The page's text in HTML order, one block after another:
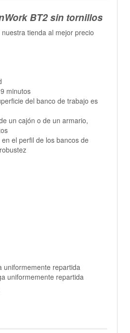
BT2 sin tornillos
nuestra tienda al mejor precio
minutos
del banco de trabajo es
un cajón o de un armario,
el perfil de los bancos de
uniformemente repartida
uniformemente repartida